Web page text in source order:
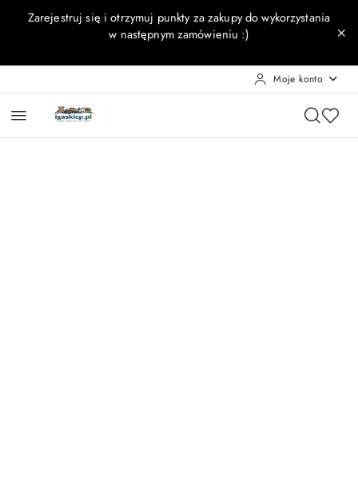
Przejdź do treści głównej
Przejdź do wyszukiwarki
Przejdź do moje konto
Przejdź do menu głównego
Przejdź do opisu produktu
Przejdź do stopki
Zarejestruj się i otrzymuj punkty za zakupy do wykorzystania
w następnym zamówieniu :)
Moje konto